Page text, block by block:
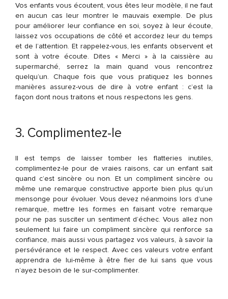
Vos enfants vous écoutent, vous êtes leur modèle, il ne faut
en aucun cas leur montrer le mauvais exemple. De plus
pour améliorer leur confiance en soi, soyez à leur écoute,
laissez vos occupations de côté et accordez leur du temps
et de l’attention. Et rappelez-vous, les enfants observent et
sont à votre écoute. Dites « Merci » à la caissière au
supermarché, serrez la main quand vous rencontrez
quelqu’un. Chaque fois que vous pratiquez les bonnes
manières assurez-vous de dire à votre enfant : c’est la
façon dont nous traitons et nous respectons les gens.
3. Complimentez-le
Il est temps de laisser tomber les flatteries inutiles,
complimentez-le pour de vraies raisons, car un enfant sait
quand c’est sincère ou non. Et un compliment sincère ou
même une remarque constructive apporte bien plus qu’un
mensonge pour évoluer. Vous devez néanmoins lors d’une
remarque, mettre les formes en faisant votre remarque
pour ne pas susciter un sentiment d’échec. Vous allez non
seulement lui faire un compliment sincère qui renforce sa
confiance, mais aussi vous partagez vos valeurs, à savoir la
persévérance et le respect. Avec ces valeurs votre enfant
apprendra de lui-même à être fier de lui sans que vous
n’ayez besoin de le sur-complimenter.